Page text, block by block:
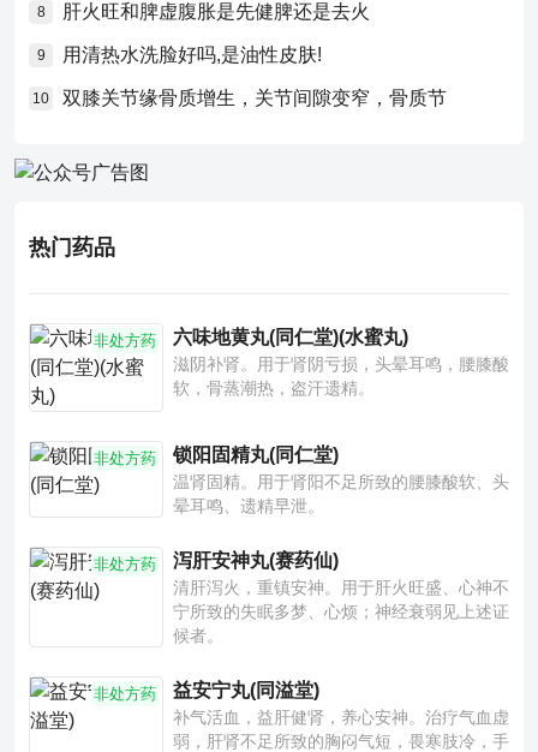
8 肝火旺和脾虚腹胀是先健脾还是去火
9 用清热水洗脸好吗,是油性皮肤!
10 双膝关节缘骨质增生，关节间隙变窄，骨质节
热门药品
非处方药 六味地黄丸(同仁堂)(水蜜丸)
滋阴补肾。用于肾阴亏损，头晕耳鸣，腰膝酸
软，骨蒸潮热，盗汗遗精。
非处方药 锁阳固精丸(同仁堂)
温肾固精。用于肾阳不足所致的腰膝酸软、头
晕耳鸣、遗精早泄。
非处方药 泻肝安神丸(赛药仙)
清肝泻火，重镇安神。用于肝火旺盛、心神不
宁所致的失眠多梦、心烦；神经衰弱见上述证
候者。
非处方药 益安宁丸(同溢堂)
补气活血，益肝健肾，养心安神。治疗气血虚
弱，肝肾不足所致的胸闷气短，畏寒肢冷，手